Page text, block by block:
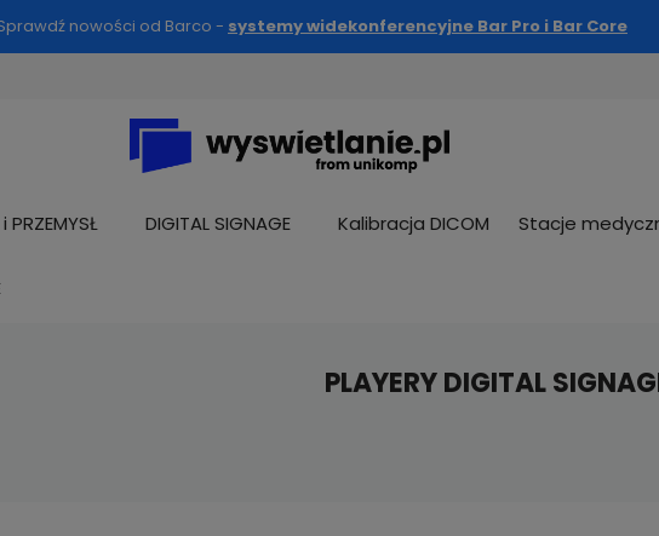
nowości od Barco - systemy widekonferencyjne Bar Pro i Bar Core
PRZEMYSŁ DIGITAL SIGNAGE Kalibracja DICOM Stacje
PLAYERY DIGITAL